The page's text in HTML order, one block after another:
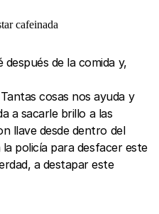
cafeinada
de la comida y,
cosas nos ayuda y
a sacarle brillo a las
llave desde dentro del
policía para desfacer este
a destapar este